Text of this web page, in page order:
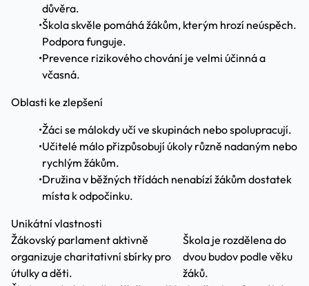
důvěra.
•Škola skvěle pomáhá žákům, kterým hrozí neúspěch.
Podpora funguje.
•Prevence rizikového chování je velmi účinná a
včasná.
Oblasti ke zlepšení
•Žáci se málokdy učí ve skupinách nebo spolupracují.
•Učitelé málo přizpůsobují úkoly různě nadaným nebo
rychlým žákům.
•Družina v běžných třídách nenabízí žákům dostatek
místa k odpočinku.
Unikátní vlastnosti
Žákovský parlament aktivně
organizuje charitativní sbírky pro
útulky a děti.
Škola je rozdělena do
dvou budov podle věku
žáků.